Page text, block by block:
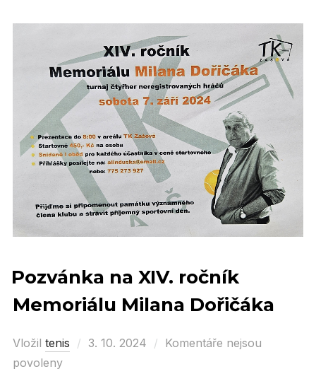
Pozvánka na XIV. ročník
Memoriálu Milana Dořičáka
Vložil tenis
Posted
3. 10. 2024
Komentáře nejsou
povoleny